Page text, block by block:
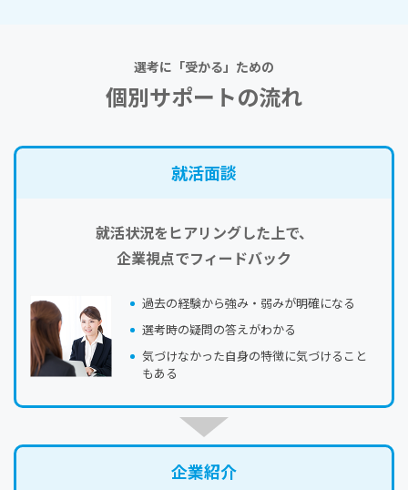
選考に「受かる」ための
個別サポートの流れ
就活⾯談
就活状況をヒアリングした上で、
企業視点でフィードバック
過去の経験から強み・弱みが明確になる
選考時の疑問の答えがわかる
気づけなかった自身の特徴に気づけること
もある
企業紹介